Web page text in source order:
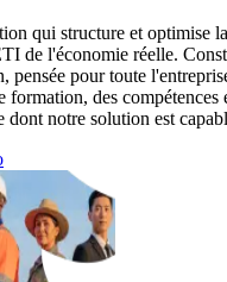
qui structure et optimise
de l'économie réelle.
pensée pour toute
formation, des compétences
dont notre solution est